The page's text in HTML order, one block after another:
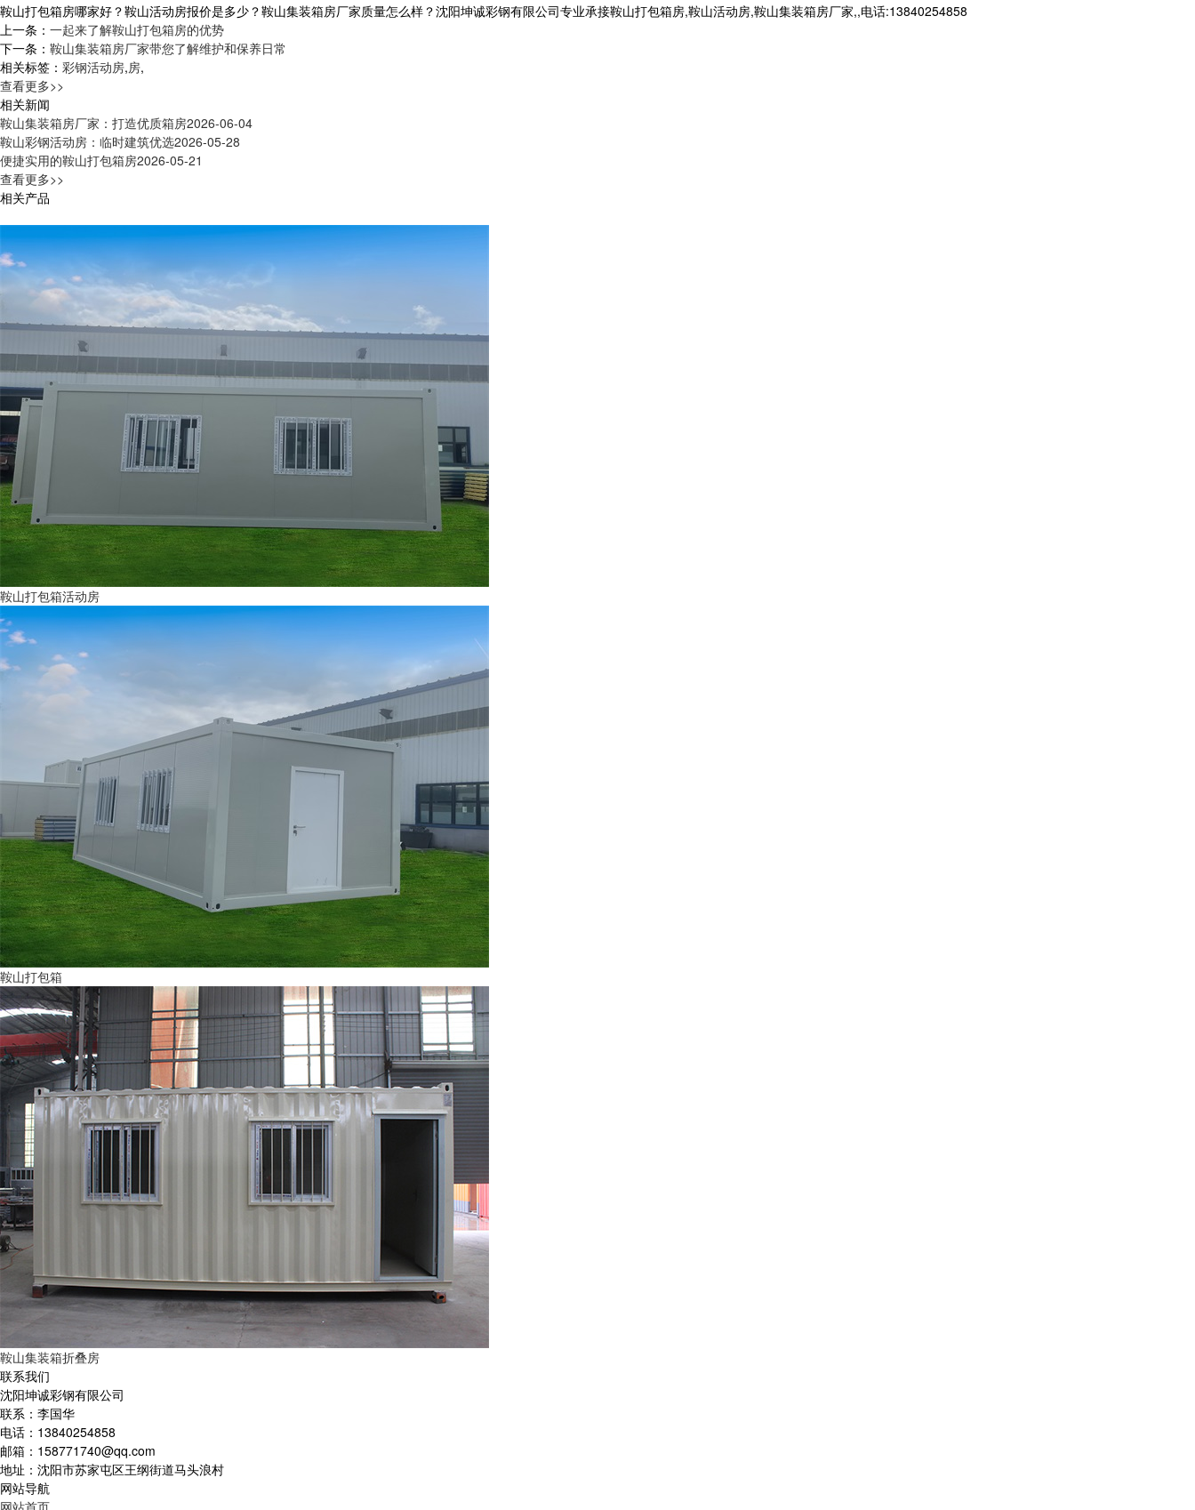
鞍山打包箱房哪家好？鞍山活动房报价是多少？鞍山集装箱房厂家质量怎么样？沈阳坤诚彩钢有限公司专业承接鞍山打包箱房,鞍山活动房,鞍山集装箱房厂家,,电话:13840254858
上一条： 一起来了解鞍山打包箱房的优势
下一条： 鞍山集装箱房厂家带您了解维护和保养日常
相关标签： 彩钢活动房,房,
查看更多>>
相关新闻
鞍山集装箱房厂家：打造优质箱房2026-06-04
鞍山彩钢活动房：临时建筑优选2026-05-28
便捷实用的鞍山打包箱房2026-05-21
查看更多>>
相关产品
鞍山打包箱活动房
鞍山打包箱
鞍山集装箱折叠房
联系我们
沈阳坤诚彩钢有限公司
联系：李国华
电话：13840254858
邮箱：158771740@qq.com
地址：沈阳市苏家屯区王纲街道马头浪村
网站导航
网站首页